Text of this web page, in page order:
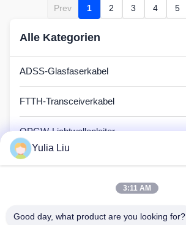
Prev 1 2 3 4 5
Alle Kategorien
ADSS-Glasfaserkabel
FTTH-Transceiverkabel
OPGW-Lichtwellenleiter
Außenfaseroptische Kabel
Kabel mit Glasfaser in Innenräumen
Pflasterschnur
Yulia Liu
3:11 AM
Good day, what product are you looking for?